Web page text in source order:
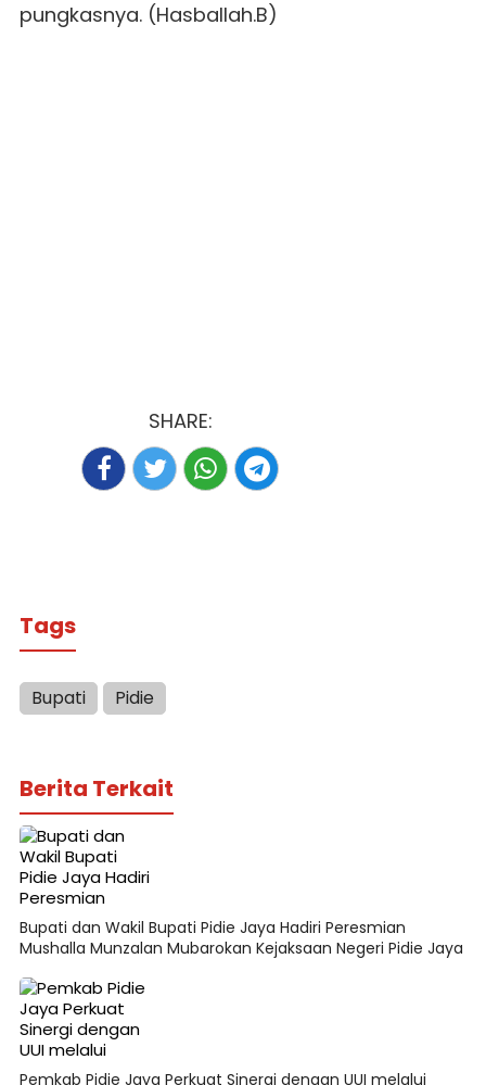
pungkasnya. (Hasballah.B)
SHARE:
Tags
Bupati Pidie
Berita Terkait
Bupati dan Wakil Bupati Pidie Jaya Hadiri Peresmian
Mushalla Munzalan Mubarokan Kejaksaan Negeri Pidie Jaya
Pemkab Pidie Jaya Perkuat Sinergi dengan UUI melalui